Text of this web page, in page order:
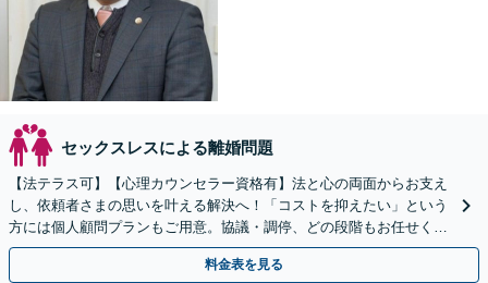
セックスレスによる離婚問題
【法テラス可】【心理カウンセラー資格有】法と心の両面からお支え
し、依頼者さまの思いを叶える解決へ！「コストを抑えたい」という
方には個人顧問プランもご用意。協議・調停、どの段階もお任せくだ
さい【初回相談無料】【佐賀駅1分】
料金表を見る